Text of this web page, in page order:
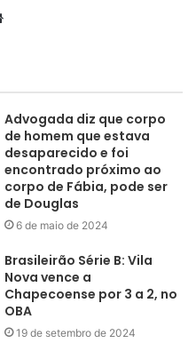
Website
Advogada diz que corpo
de homem que estava
desaparecido e foi
encontrado próximo ao
corpo de Fábia, pode ser
de Douglas
6 de maio de 2024
Brasileirão Série B: Vila
Nova vence a
Chapecoense por 3 a 2, no
OBA
19 de setembro de 2024